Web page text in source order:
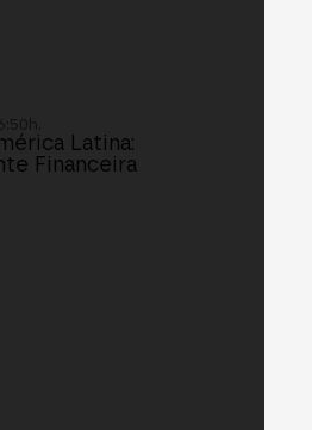
Latina:
Financeira